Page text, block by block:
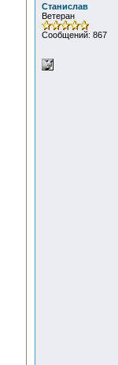
Станислав
Ветеран
Сообщений: 867